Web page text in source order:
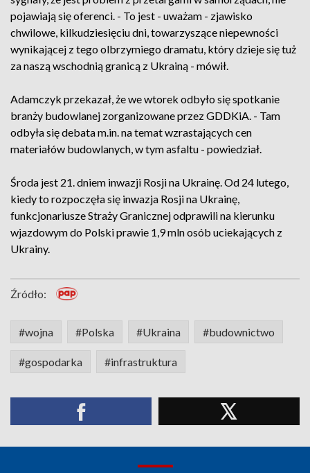
pojawiają się oferenci. - To jest - uważam - zjawisko
chwilowe, kilkudziesięciu dni, towarzyszące niepewności
wynikającej z tego olbrzymiego dramatu, który dzieje się tuż
za naszą wschodnią granicą z Ukrainą - mówił.
Adamczyk przekazał, że we wtorek odbyło się spotkanie
branży budowlanej zorganizowane przez GDDKiA. - Tam
odbyła się debata m.in. na temat wzrastających cen
materiałów budowlanych, w tym asfaltu - powiedział.
Środa jest 21. dniem inwazji Rosji na Ukrainę. Od 24 lutego,
kiedy to rozpoczęła się inwazja Rosji na Ukrainę,
funkcjonariusze Straży Granicznej odprawili na kierunku
wjazdowym do Polski prawie 1,9 mln osób uciekających z
Ukrainy.
Źródło:
#wojna #Polska #Ukraina #budownictwo
#gospodarka #infrastruktura